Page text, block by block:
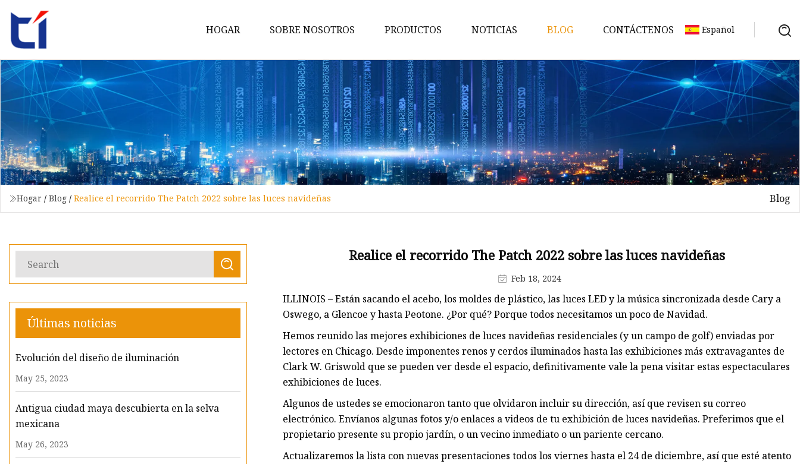
HOGAR SOBRE NOSOTROS PRODUCTOS
Luces decorativas
Accesorios de luces navideñas
Arco de velas
Casa de madera LED
Caja de luz de madera
Pirámide de madera LED
Guirnalda de madera
Luces LED de estrella de madera
NOTICIAS BLOG CONTÁCTENOS Español
Hogar / Blog / Realice el recorrido The Patch 2022 sobre las luces navideñas Blog
Últimas noticias
Evolución del diseño de iluminación
May 25, 2023
Antigua ciudad maya descubierta en la selva
mexicana
May 26, 2023
Realice el recorrido The Patch 2022 sobre las luces navideñas
Feb 18, 2024
ILLINOIS – Están sacando el acebo, los moldes de plástico, las luces LED y la música sincronizada desde Cary a
Oswego, a Glencoe y hasta Peotone. ¿Por qué? Porque todos necesitamos un poco de Navidad.
Hemos reunido las mejores exhibiciones de luces navideñas residenciales (y un campo de golf) enviadas por
lectores en Chicago. Desde imponentes renos y cerdos iluminados hasta las exhibiciones más extravagantes de
Clark W. Griswold que se pueden ver desde el espacio, definitivamente vale la pena visitar estas espectaculares
exhibiciones de luces.
Algunos de ustedes se emocionaron tanto que olvidaron incluir su dirección, así que revisen su correo
electrónico. Envíanos algunas fotos y/o enlaces a videos de tu exhibición de luces navideñas. Preferimos que el
propietario presente su propio jardín, o un vecino inmediato o un pariente cercano.
Actualizaremos la lista con nuevas presentaciones todos los viernes hasta el 24 de diciembre, así que esté atento